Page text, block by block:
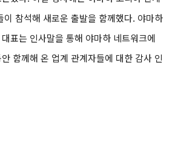
참석해 새로운 출발을 함께했다. 야마하
표는 인사말을 통해 야마하 네트워크에
함께해 온 업계 관계자들에 대한 감사 인